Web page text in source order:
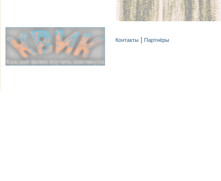
Контакты Партнёры